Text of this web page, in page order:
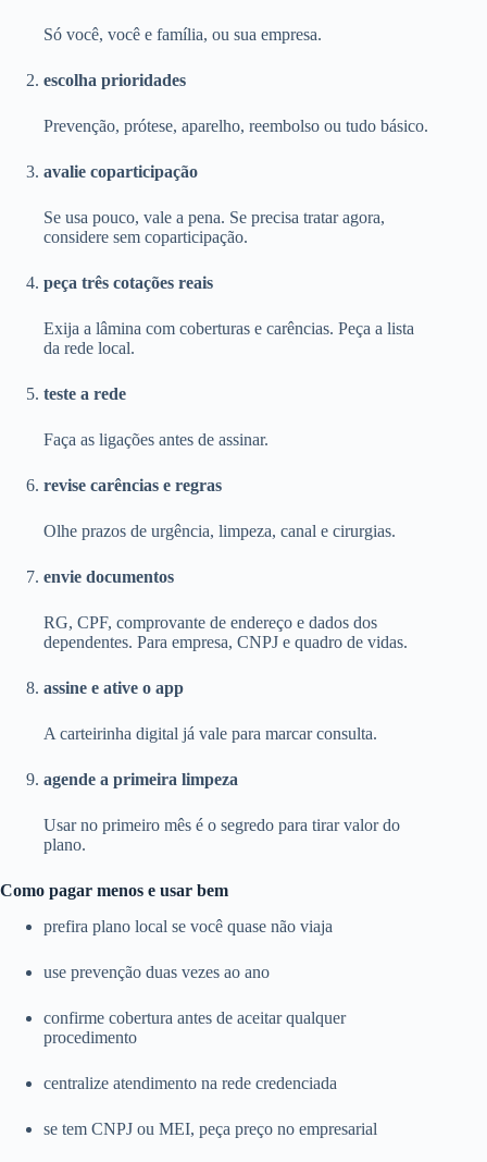
Só você, você e família, ou sua empresa.
escolha prioridades
Prevenção, prótese, aparelho, reembolso ou tudo básico.
avalie coparticipação
Se usa pouco, vale a pena. Se precisa tratar agora,
considere sem coparticipação.
peça três cotações reais
Exija a lâmina com coberturas e carências. Peça a lista
da rede local.
teste a rede
Faça as ligações antes de assinar.
revise carências e regras
Olhe prazos de urgência, limpeza, canal e cirurgias.
envie documentos
RG, CPF, comprovante de endereço e dados dos
dependentes. Para empresa, CNPJ e quadro de vidas.
assine e ative o app
A carteirinha digital já vale para marcar consulta.
agende a primeira limpeza
Usar no primeiro mês é o segredo para tirar valor do
plano.
Como pagar menos e usar bem
prefira plano local se você quase não viaja
use prevenção duas vezes ao ano
confirme cobertura antes de aceitar qualquer
procedimento
centralize atendimento na rede credenciada
se tem CNPJ ou MEI, peça preço no empresarial